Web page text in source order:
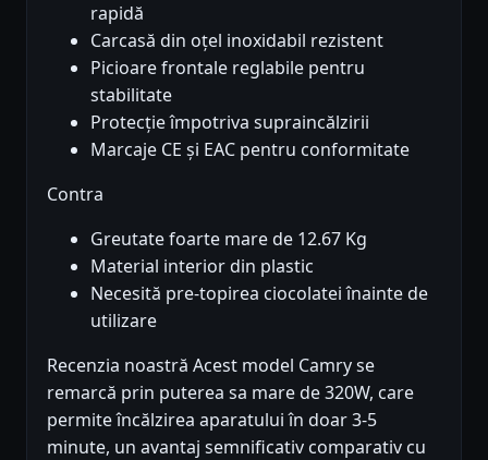
rapidă
Carcasă din oțel inoxidabil rezistent
Picioare frontale reglabile pentru
stabilitate
Protecție împotriva supraincălzirii
Marcaje CE și EAC pentru conformitate
Contra
Greutate foarte mare de 12.67 Kg
Material interior din plastic
Necesită pre-topirea ciocolatei înainte de
utilizare
Recenzia noastră Acest model Camry se
remarcă prin puterea sa mare de 320W, care
permite încălzirea aparatului în doar 3-5
minute, un avantaj semnificativ comparativ cu